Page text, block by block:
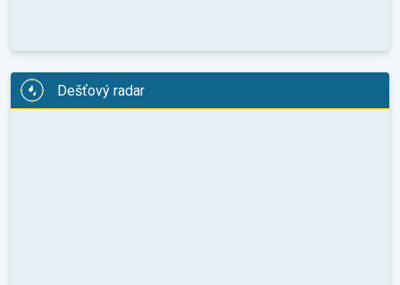
Dešťový radar